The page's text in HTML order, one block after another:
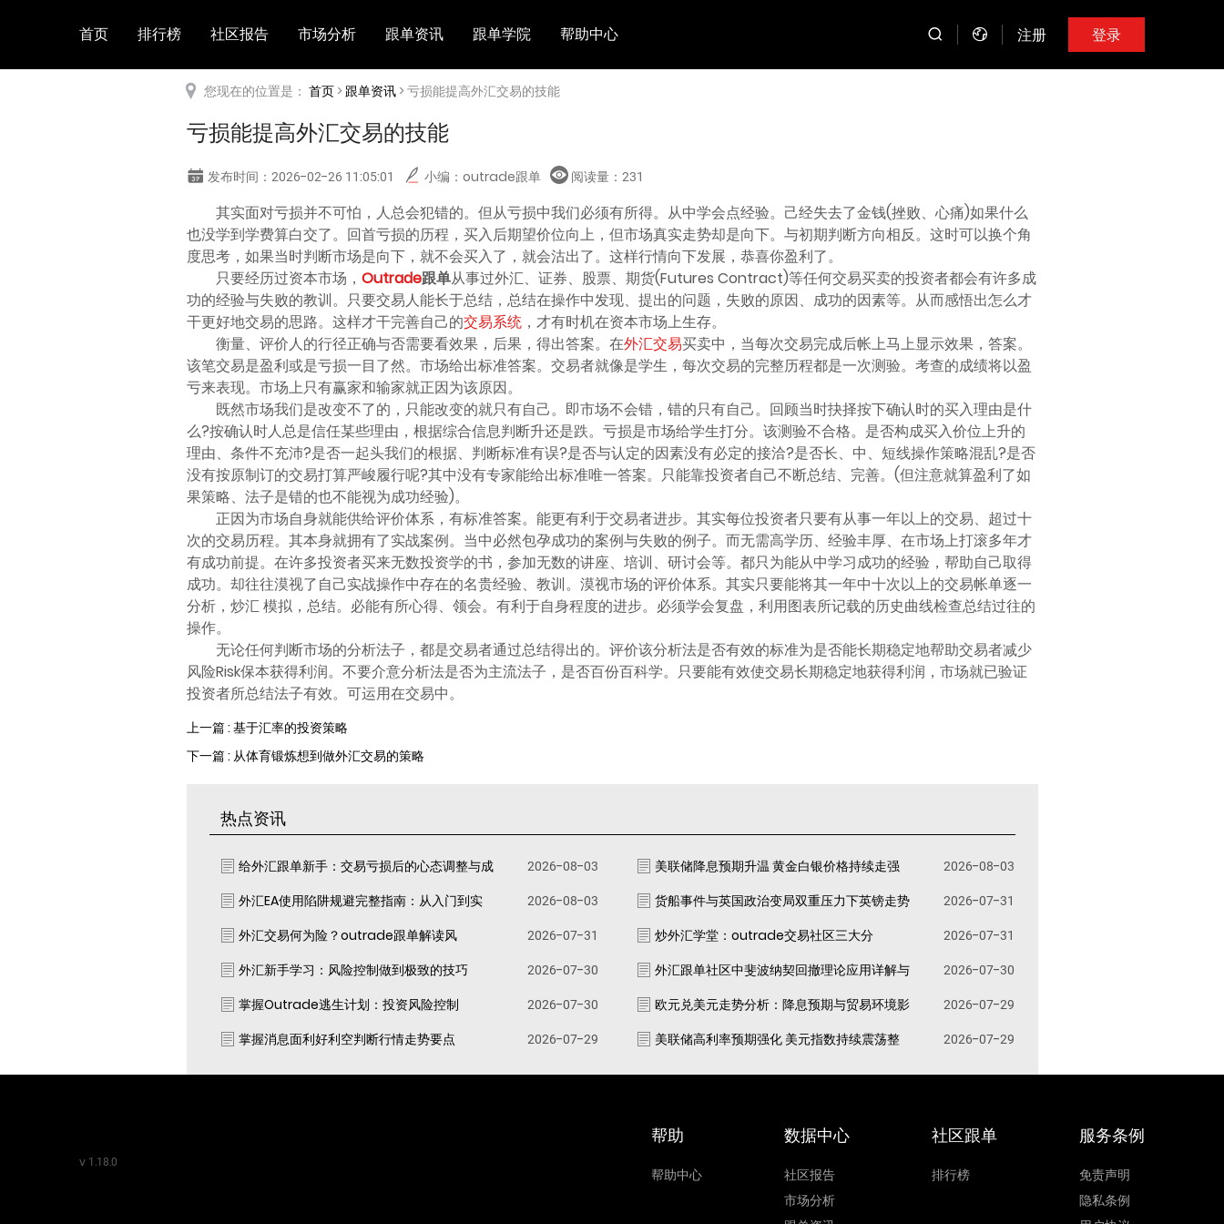
首页 排行榜 社区报告 市场分析 跟单资讯 跟单学院 帮助中心 注册 登录
您现在的位置是： 首页>跟单资讯> 亏损能提高外汇交易的技能
亏损能提高外汇交易的技能
发布时间：2026-02-26 11:05:01 小编：outrade跟单 阅读量： 231
其实面对亏损并不可怕，人总会犯错的。但从亏损中我们必须有所得。从中学会点经验。己经失去了金钱(挫败、心痛)如果什么
也没学到学费算白交了。回首亏损的历程，买入后期望价位向上，但市场真实走势却是向下。与初期判断方向相反。这时可以换个角
度思考，如果当时判断市场是向下，就不会买入了，就会沽出了。这样行情向下发展，恭喜你盈利了。
只要经历过资本市场， Outrade跟单从事过外汇、证券、股票、期货(Futures Contract)等任何交易买卖的投资者都会有许多成
功的经验与失败的教训。只要交易人能长于总结，总结在操作中发现、提出的问题，失败的原因、成功的因素等。从而感悟出怎么才
干更好地交易的思路。这样才干完善自己的交易系统，才有时机在资本市场上生存。
衡量、评价人的行径正确与否需要看效果，后果，得出答案。在外汇交易买卖中，当每次交易完成后帐上马上显示效果，答案。
该笔交易是盈利或是亏损一目了然。市场给出标准答案。交易者就像是学生，每次交易的完整历程都是一次测验。考查的成绩将以盈
亏来表现。市场上只有赢家和输家就正因为该原因。
既然市场我们是改变不了的，只能改变的就只有自己。即市场不会错，错的只有自己。回顾当时抉择按下确认时的买入理由是什
么?按确认时人总是信任某些理由，根据综合信息判断升还是跌。亏损是市场给学生打分。该测验不合格。是否构成买入价位上升的
理由、条件不充沛?是否一起头我们的根据、判断标准有误?是否与认定的因素没有必定的接洽?是否长、中、短线操作策略混乱?是否
没有按原制订的交易打算严峻履行呢?其中没有专家能给出标准唯一答案。只能靠投资者自己不断总结、完善。(但注意就算盈利了如
果策略、法子是错的也不能视为成功经验)。
正因为市场自身就能供给评价体系，有标准答案。能更有利于交易者进步。其实每位投资者只要有从事一年以上的交易、超过十
次的交易历程。其本身就拥有了实战案例。当中必然包孕成功的案例与失败的例子。而无需高学历、经验丰厚、在市场上打滚多年才
有成功前提。在许多投资者买来无数投资学的书，参加无数的讲座、培训、研讨会等。都只为能从中学习成功的经验，帮助自己取得
成功。却往往漠视了自己实战操作中存在的名贵经验、教训。漠视市场的评价体系。其实只要能将其一年中十次以上的交易帐单逐一
分析，炒汇 模拟，总结。必能有所心得、领会。有利于自身程度的进步。必须学会复盘，利用图表所记载的历史曲线检查总结过往的
操作。
无论任何判断市场的分析法子，都是交易者通过总结得出的。评价该分析法是否有效的标准为是否能长期稳定地帮助交易者减少
风险Risk保本获得利润。不要介意分析法是否为主流法子，是否百份百科学。只要能有效使交易长期稳定地获得利润，市场就已验证
投资者所总结法子有效。可运用在交易中。
上一篇 : 基于汇率的投资策略
下一篇 : 从体育锻炼想到做外汇交易的策略
热点资讯
给外汇跟单新手：交易亏损后的心态调整与成 2026-08-03 美联储降息预期升温 黄金白银价格持续走强
2026-08-03
外汇EA使用陷阱规避完整指南：从入门到实
2026-08-03 货船事件与英国政治变局双重压力下英镑走势
2026-07-31
外汇交易何为险？outrade跟单解读风
2026-07-31 炒外汇学堂：outrade交易社区三大分
2026-07-31
外汇新手学习：风险控制做到极致的技巧
2026-07-30 外汇跟单社区中斐波纳契回撤理论应用详解与
2026-07-30
掌握Outrade逃生计划：投资风险控制
2026-07-30 欧元兑美元走势分析：降息预期与贸易环境影
2026-07-29
掌握消息面利好利空判断行情走势要点
2026-07-29 美联储高利率预期强化 美元指数持续震荡整 2026-07-29
v 1.18.0
帮助
帮助中心
数据中心
社区报告
市场分析
社区跟单
排行榜
服务条例
免责声明
隐私条例